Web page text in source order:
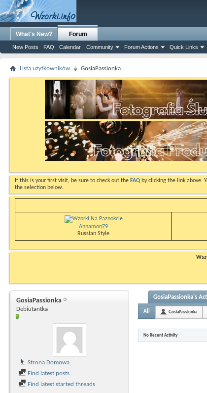
What's New? Forum
New Posts FAQ Calendar Community Forum Actions Quick Links
Lista użytkowników GosiaPassionka
If this is your first visit, be sure to check out the FAQ by clicking the link above.
the selection below.
Annamon79
Russian Style
GosiaPassionka
Debiutantka
Strona Domowa
Find latest posts
Find latest started threads
GosiaPassionka's
All GosiaPassionka
No Recent Activity